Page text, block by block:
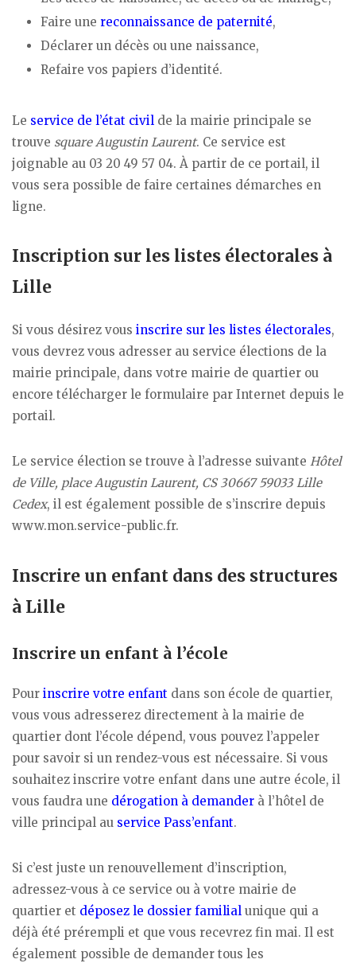
Faire une reconnaissance de paternité,
Déclarer un décès ou une naissance,
Refaire vos papiers d’identité.
Le service de l’état civil de la mairie principale se
trouve square Augustin Laurent. Ce service est
joignable au 03 20 49 57 04. À partir de ce portail, il
vous sera possible de faire certaines démarches en
ligne.
Inscription sur les listes électorales à
Lille
Si vous désirez vous inscrire sur les listes électorales,
vous devrez vous adresser au service élections de la
mairie principale, dans votre mairie de quartier ou
encore télécharger le formulaire par Internet depuis le
portail.
Le service élection se trouve à l’adresse suivante Hôtel
de Ville, place Augustin Laurent, CS 30667 59033 Lille
Cedex, il est également possible de s’inscrire depuis
www.mon.service-public.fr.
Inscrire un enfant dans des structures
à Lille
Inscrire un enfant à l’école
Pour inscrire votre enfant dans son école de quartier,
vous vous adresserez directement à la mairie de
quartier dont l’école dépend, vous pouvez l’appeler
pour savoir si un rendez-vous est nécessaire. Si vous
souhaitez inscrire votre enfant dans une autre école, il
vous faudra une dérogation à demander à l’hôtel de
ville principal au service Pass’enfant.
Si c’est juste un renouvellement d’inscription,
adressez-vous à ce service ou à votre mairie de
quartier et déposez le dossier familial unique qui a
déjà été prérempli et que vous recevrez fin mai. Il est
également possible de demander tous les